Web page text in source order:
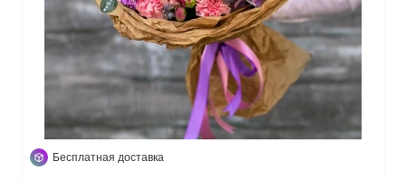
Бесплатная доставка